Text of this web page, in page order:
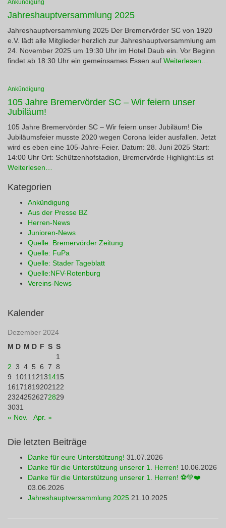
Ankündigung
Jahreshauptversammlung 2025
Jahreshauptversammlung 2025 Der Bremervörder SC von 1920
e.V. lädt alle Mitglieder herzlich zur Jahreshauptversammlung am
24. November 2025 um 19:30 Uhr im Hotel Daub ein. Vor Beginn
findet ab 18:30 Uhr ein gemeinsames Essen auf Weiterlesen…
Ankündigung
105 Jahre Bremervörder SC – Wir feiern unser
Jubiläum!
105 Jahre Bremervörder SC – Wir feiern unser Jubiläum! Die
Jubiläumsfeier musste 2020 wegen Corona leider ausfallen. Jetzt
wird es eben eine 105-Jahre-Feier. Datum: 28. Juni 2025 Start:
14:00 Uhr Ort: Schützenhofstadion, Bremervörde Highlight:Es ist
Weiterlesen…
Kategorien
Ankündigung
Aus der Presse BZ
Herren-News
Junioren-News
Quelle: Bremervörder Zeitung
Quelle: FuPa
Quelle: Stader Tageblatt
Quelle:NFV-Rotenburg
Vereins-News
Kalender
Dezember 2024
M D M D F S S
1
2 3 4 5 6 7 8
9
1011 12131415
161718192021 22
23242526272829
3031
« Nov.
Apr. »
Die letzten Beiträge
Danke für eure Unterstützung! 31.07.2026
Danke für die Unterstützung unserer 1. Herren! 10.06.2026
Danke für die Unterstützung unserer 1. Herren! ⚽💚❤️
03.06.2026
Jahreshauptversammlung 2025 21.10.2025